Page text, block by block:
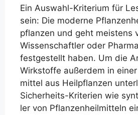
Ein Aus­wahl-Kri­te­ri­um für
sein: Die moder­ne
pflan­zen und geht meis­tens
Wis­sen­schaft­ler oder
fest­ge­stellt haben. Um die
Wirk­stof­fe außer­dem in
mit­tel aus Heil­pflan­zen
Sicher­heits-Kri­te­ri­en wie
ler von Pflan­zen­heil­mit­teln